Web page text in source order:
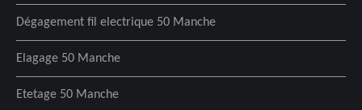
Dégagement fil electrique 50 Manche
Elagage 50 Manche
Etetage 50 Manche